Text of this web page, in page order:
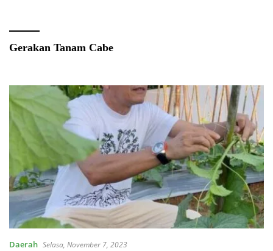
Gerakan Tanam Cabe
Daerah Selasa, November 7, 2023